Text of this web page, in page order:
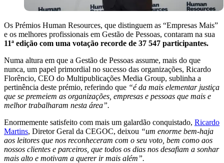
Os Prémios Human Resources, que distinguem as “Empresas Mais”
e os melhores profissionais em Gestão de Pessoas, contaram na sua
11ª edição com uma votação recorde de 37 547 participantes.
Numa altura em que a Gestão de Pessoas assume, mais do que
nunca, um papel primordial no sucesso das organizações, Ricardo
Florêncio, CEO do Multipublicações Media Group, sublinha a
pertinência deste prémio, referindo que “é da mais elementar justiça
que se premeiem as organizações, empresas e pessoas que mais e
melhor trabalharam nesta área”.
Enormemente satisfeito com mais um galardão conquistado, Ricardo
Martins, Diretor Geral da CEGOC, deixou “um enorme bem-haja
aos leitores que nos reconheceram com o seu voto, bem como aos
nossos clientes e parceiros, que todos os dias nos desafiam a sonhar
mais alto e motivam a querer ir mais além”.